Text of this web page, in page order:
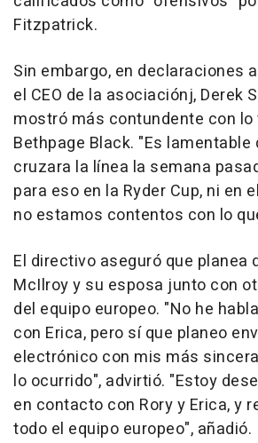
Fitzpatrick.
Sin embargo, en declaraciones
el CEO de la asociaciónj, Derek
mostró más contundente con lo
Bethpage Black. "Es lamentable
cruzara la línea la semana
para eso en la Ryder Cup, ni en
no estamos contentos con lo
El directivo aseguró que planea
McIlroy y su esposa junto con
del equipo europeo. "No he
con Erica, pero sí que planeo
electrónico con mis más
lo ocurrido", advirtió. "Estoy
en contacto con Rory y Erica, y
todo el equipo europeo", añadió.